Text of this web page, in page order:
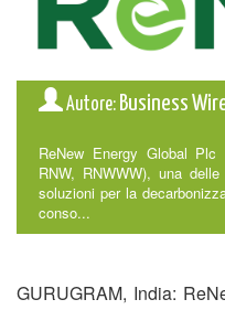
Autore: Business
ReNew Energy Global Plc
RNW, RNWWW), una
soluzioni per la
conso...
GURUGRAM, India: